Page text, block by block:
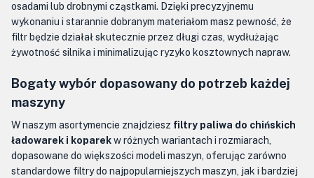
osadami lub drobnymi cząstkami. Dzięki precyzyjnemu
wykonaniu i starannie dobranym materiałom masz pewność, że
filtr będzie działał skutecznie przez długi czas, wydłużając
żywotność silnika i minimalizując ryzyko kosztownych napraw.
Bogaty wybór dopasowany do potrzeb każdej
maszyny
W naszym asortymencie znajdziesz filtry paliwa do chińskich
ładowarek i koparekw różnych wariantach i rozmiarach,
dopasowane do większości modeli maszyn, oferując zarówno
standardowe filtry do najpopularniejszych maszyn, jak i bardziej